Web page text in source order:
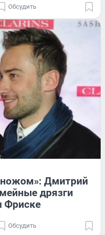
Обсудить
ножом»: Дмитрий
дрязги
Фриске
Обсудить